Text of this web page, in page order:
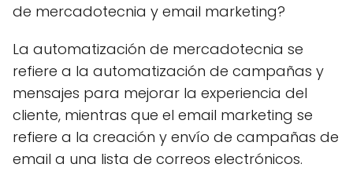
de mercadotecnia y email marketing?
La automatización de mercadotecnia se
refiere a la automatización de campañas y
mensajes para mejorar la experiencia del
cliente, mientras que el email marketing se
refiere a la creación y envío de campañas de
email a una lista de correos electrónicos.